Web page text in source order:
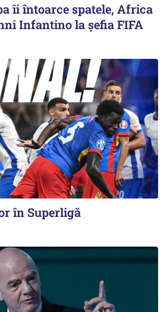
îi întoarce spatele, Africa
Infantino la șefia FIFA
în Superligă